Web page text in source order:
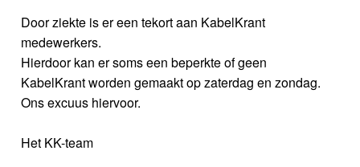
Door ziekte is er een tekort aan KabelKrant
medewerkers.
Hierdoor kan er soms een beperkte of geen
KabelKrant worden gemaakt op zaterdag en zondag.
Ons excuus hiervoor.
Het KK-team